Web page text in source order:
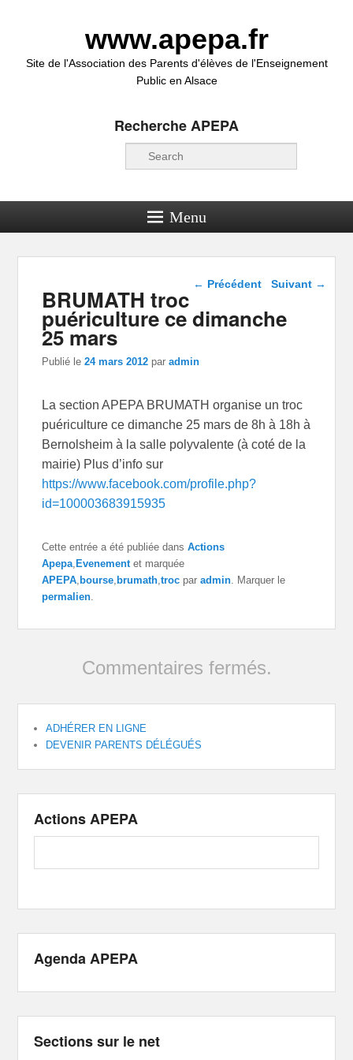
www.apepa.fr
Site de l'Association des Parents d'élèves de l'Enseignement
Public en Alsace
Recherche APEPA
Recherche
Menu
Navigation dans les
← Précédent Suivant →
BRUMATH troc
puériculture ce dimanche
25 mars
Publié le24 mars 2012 paradmin
La section APEPA BRUMATH organise un troc
puériculture ce dimanche 25 mars de 8h à 18h à
Bernolsheim à la salle polyvalente (à coté de la
mairie) Plus d’info sur
https://www.facebook.com/profile.php?
id=100003683915935
Cette entrée a été publiée dansActions
Apepa ,Evenement et marquée
APEPA bourse brumath ,troc paradmin . Marquer le
permalien
Commentaires fermés.
ADHÉRER EN LIGNE
DEVENIR PARENTS DÉLÉGUÉS
Actions APEPA
Agenda APEPA
Sections sur le net